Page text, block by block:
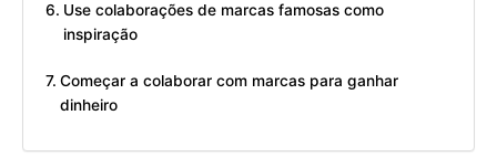
Use colaborações de marcas famosas como
inspiração
Começar a colaborar com marcas para ganhar
dinheiro